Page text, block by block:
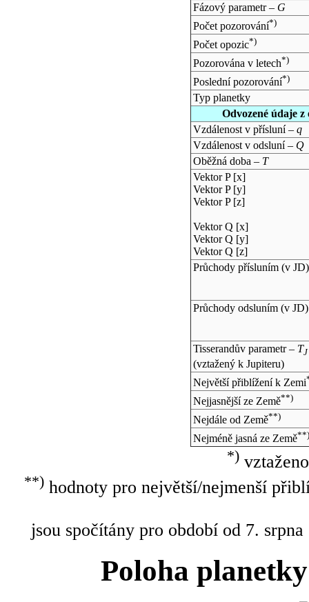
Fázový parametr – G
Počet pozorování*)
Počet opozic*)
Pozorována v letech*)
Poslední pozorování*)
Typ planetky
Odvozené údaje
Vzdálenost v přísluní – q
Vzdálenost v odsluní – Q
Oběžná doba – T
Vektor P [x]
Vektor P [y]
Vektor P [z]
Vektor Q [x]
Vektor Q [y]
Vektor Q [z]
Průchody přísluním (v JD)
Průchody odsluním (v JD)
Tisserandův parametr – TJ
(vztažený k Jupiteru)
Největší přiblížení k Zemi
Nejjasnější ze Země**)
Nejdále od Země**)
Nejméně jasná ze Země**)
*)
**)hodnoty pro největší/nejmenší
jsou spočítány pro období od 7.
Poloha